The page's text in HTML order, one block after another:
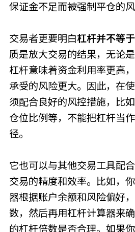
保证金不足而被强制平仓的风
交易者更要明白杠杆并不等
质是放大交易的结果，无论
杠杆意味着资金利用率更高
承受的风险更大。因此，在
须配合良好的风控措施，比
仓位比例等，不能把杠杆当
径。
它也可以与其他交易工具配
交易的精度和效率。比如，
器根据账户余额和风险偏好
数，然后再用杠杆计算器来
的杠杆倍数是否合理。如果